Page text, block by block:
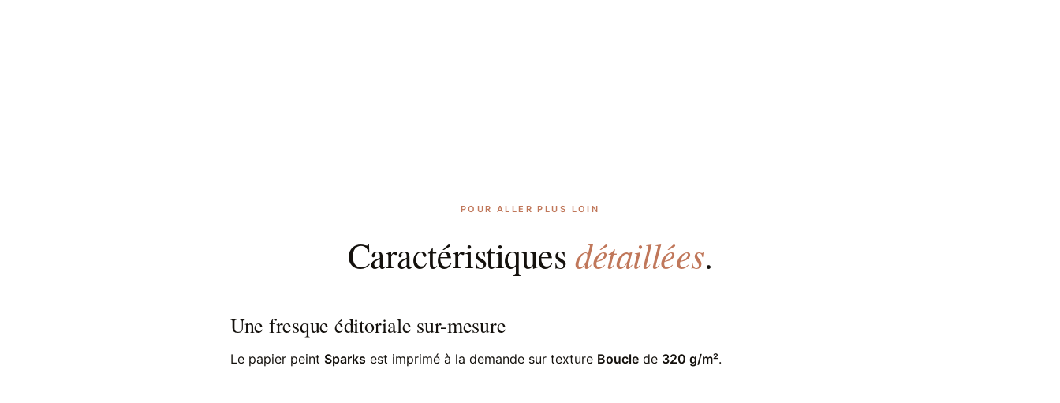
POUR ALLER PLUS LOIN
Caractéristiquesdétaillées.
Une fresque éditoriale sur-mesure
Le papier peint Sparks est imprimé à la demande sur texture Boucle de 320 g/m².